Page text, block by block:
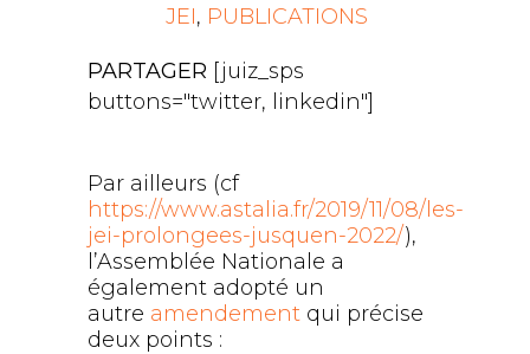
JEI, PUBLICATIONS
PARTAGER [juiz_sps
buttons="twitter, linkedin"]
Par ailleurs (cf
https://www.astalia.fr/2019/11/08/les-
jei-prolongees-jusquen-2022/),
l’Assemblée Nationale a
également adopté un
autre amendement qui précise
deux points :